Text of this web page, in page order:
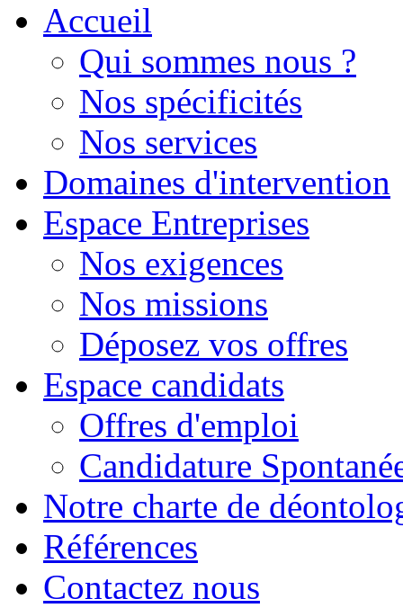
Accueil
Qui sommes nous ?
Nos spécificités
Nos services
Domaines d'intervention
Espace Entreprises
Nos exigences
Nos missions
Déposez vos offres
Espace candidats
Offres d'emploi
Candidature
Notre charte de
Références
Contactez nous